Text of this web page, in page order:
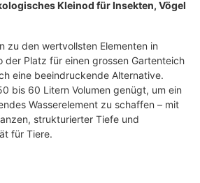
Kleinod für Insekten, Vögel
zu den wertvollsten Elementen in
der Platz für einen grossen Gartenteich
eine beeindruckende Alternative.
bis 60 Litern Volumen genügt, um ein
Wasserelement zu schaffen – mit
strukturierter Tiefe und
für Tiere.